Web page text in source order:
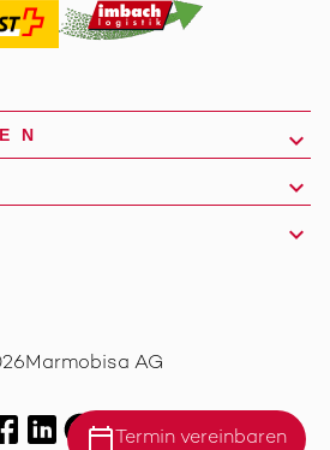
calendar_today Termin vereinbaren
Marmobisa AG